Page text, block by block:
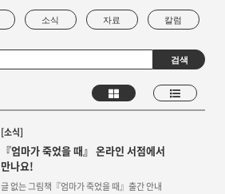
[소식]
『엄마가 죽었을 때』 온라인 서점에서
만나요!
글 없는 그림책『엄마가 죽었을 때』출간 안내